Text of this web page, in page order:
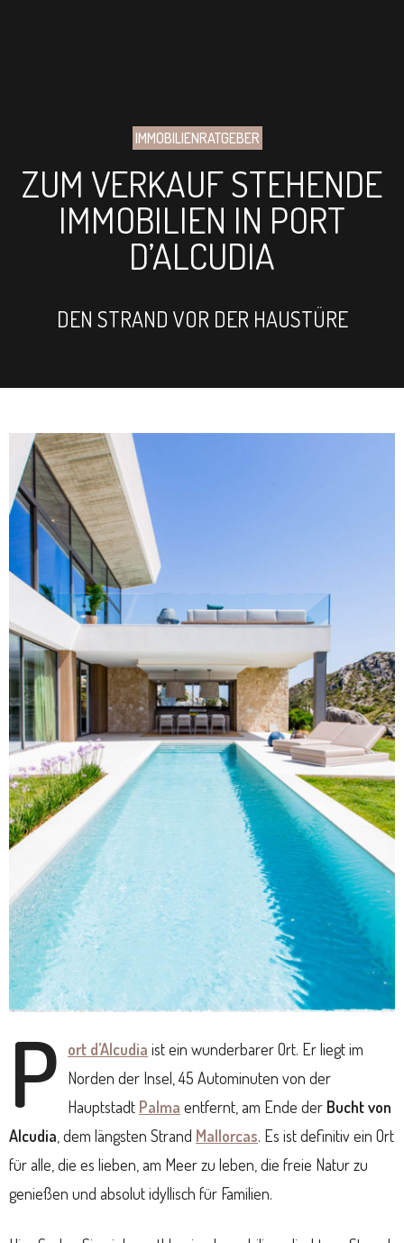
IMMOBILIENRATGEBER
ZUM VERKAUF STEHENDE
IMMOBILIEN IN PORT
D’ALCUDIA
DEN STRAND VOR DER HAUSTÜRE
P ort d’Alcudia ist ein wunderbarer Ort. Er liegt im
Norden der Insel, 45 Autominuten von der
Hauptstadt Palma entfernt, am Ende der Bucht von
Alcudia , dem längsten Strand Mallorcas. Es ist definitiv ein Ort
für alle, die es lieben, am Meer zu leben, die freie Natur zu
genießen und absolut idyllisch für Familien.